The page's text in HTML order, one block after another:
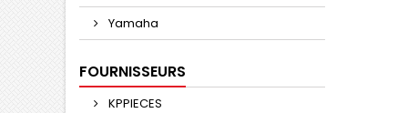
Yamaha
FOURNISSEURS
KPPIECES